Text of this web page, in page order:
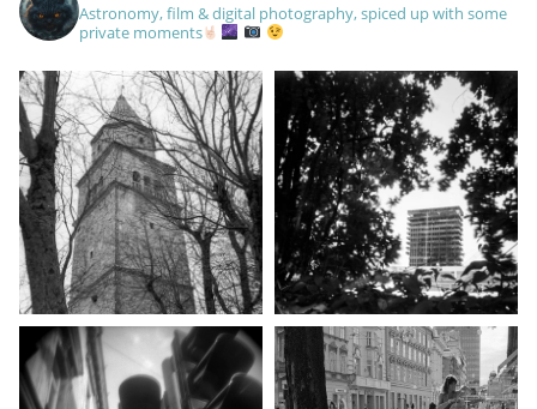
Astronomy, film & digital photography, spiced up with some
private moments